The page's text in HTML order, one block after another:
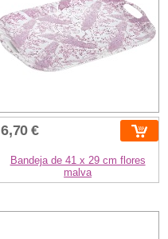
6,70 €
Bandeja de 41 x 29 cm flores
malva